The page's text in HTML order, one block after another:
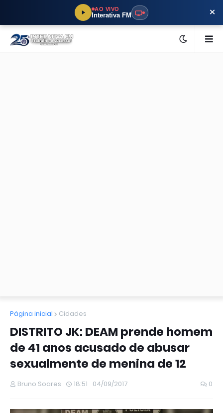
AO VIVO
Interativa FM ×
Página inicial Cidades
DISTRITO JK: DEAM prende homem
de 41 anos acusado de abusar
sexualmente de menina de 12
Bruno Soares 18:51 04/09/2017 0